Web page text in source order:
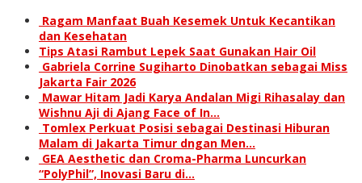
Ragam Manfaat Buah Kesemek Untuk Kecantikan
dan Kesehatan
Tips Atasi Rambut Lepek Saat Gunakan Hair Oil
Gabriela Corrine Sugiharto Dinobatkan sebagai Miss
Jakarta Fair 2026
Mawar Hitam Jadi Karya Andalan Migi Rihasalay dan
Wishnu Aji di Ajang Face of In…
Tomlex Perkuat Posisi sebagai Destinasi Hiburan
Malam di Jakarta Timur dngan Men…
GEA Aesthetic dan Croma-Pharma Luncurkan
“PolyPhil”, Inovasi Baru di…